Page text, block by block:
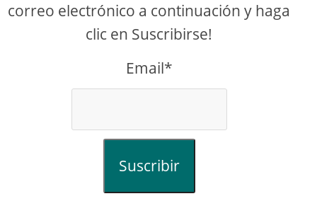
correo electrónico a continuación y haga
clic en Suscribirse!
Email*
Suscribir